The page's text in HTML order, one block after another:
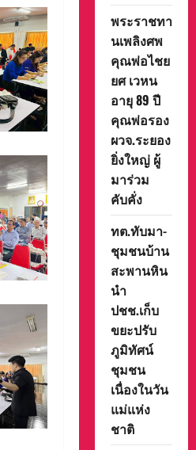
พระราชทา
นเพลิงศพ
คุณพ่อไชย
ยศ เวหน
อายุ 89 ปี
คุณพ่อรอง
ผวจ.ระยอง
ยิ่งใหญ่ ผู้
มาร่วม
คับคั่ง
ทต.ทับมา-
ชุมชนบ้าน
สะพานหิน
นำ
ปชช.เก็บ
ขยะปรับ
ภูมิทัศน์
ชุมชน
เนื่องในวัน
แม่แห่ง
ชาติ